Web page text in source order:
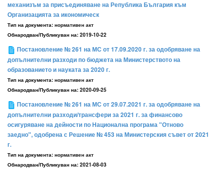
механизъм за присъединяване на Република България към
Организацията за икономическ
Тип на документа: нормативен акт
Обнародван/Публикуван на: 2019-10-22
Постановление № 261 на МС от 17.09.2020 г. за одобряване на
допълнителни разходи по бюджета на Министерството на
образованието и науката за 2020 г.
Тип на документа: нормативен акт
Обнародван/Публикуван на: 2020-09-25
Постановление № 261 на МС от 29.07.2021 г. за одобряване на
допълнителни разходи/трансфери за 2021 г. за финансово
осигуряване на дейности по Национална програма "Отново
заедно", одобрена с Решение № 453 на Министерския съвет от 2021
г.
Тип на документа: нормативен акт
Обнародван/Публикуван на: 2021-08-03